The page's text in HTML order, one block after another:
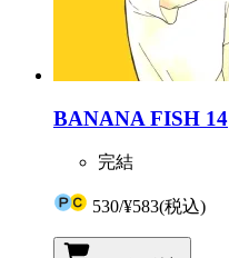
BANANA FISH 14
完結
530/¥583(税込)